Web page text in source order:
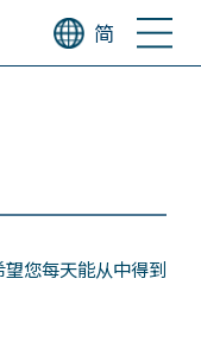
简
您每天能从中得到